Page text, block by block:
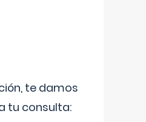
te damos
tu consulta: